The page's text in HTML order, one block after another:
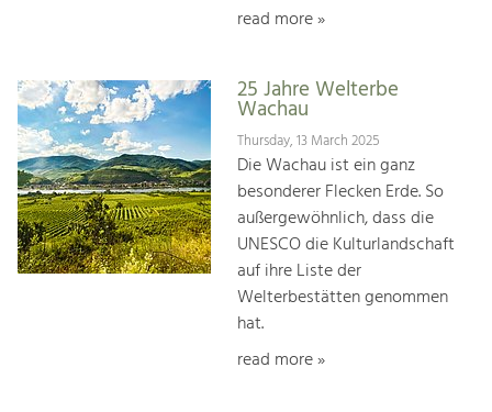
read more »
25 Jahre Welterbe
Wachau
Thursday, 13 March 2025
Die Wachau ist ein ganz
besonderer Flecken Erde. So
außergewöhnlich, dass die
UNESCO die Kulturlandschaft
auf ihre Liste der
Welterbestätten genommen
hat.
read more »